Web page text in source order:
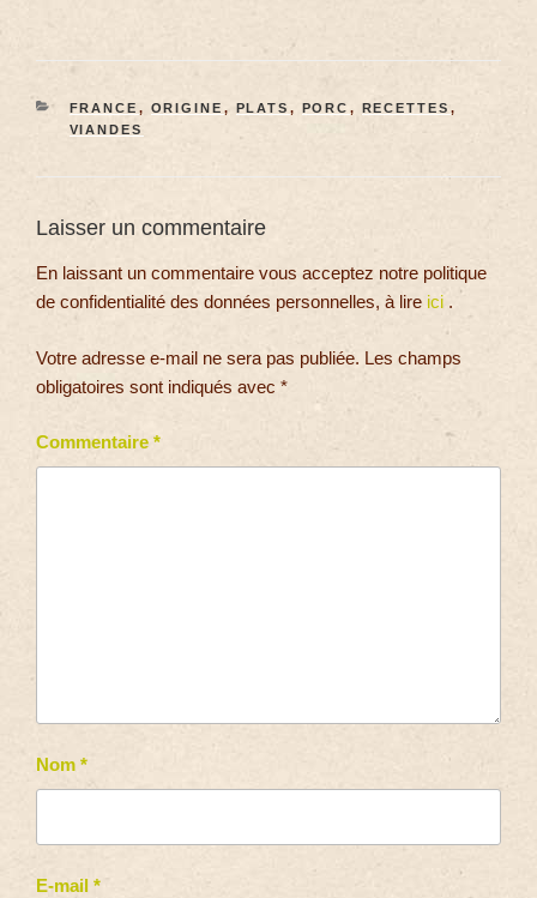
FRANCE , ORIGINE , PLATS , PORC , RECETTES ,
VIANDES
Laisser un commentaire
En laissant un commentaire vous acceptez notre politique
de confidentialité des données personnelles, à lire ici .
Votre adresse e-mail ne sera pas publiée. Les champs
obligatoires sont indiqués avec *
Commentaire *
Nom *
E-mail *